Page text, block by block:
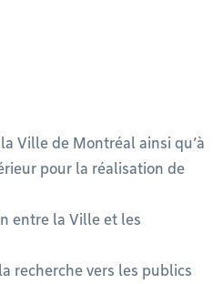
Ville de Montréal ainsi qu’à
pour la réalisation de
entre la Ville et les
recherche vers les publics